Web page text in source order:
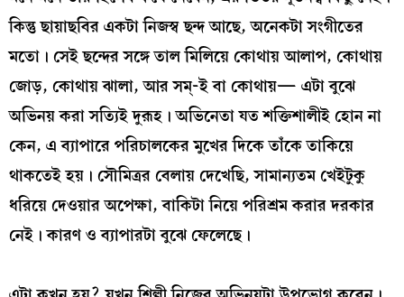
কিন্তু ছায়াছবির একটা নিজস্ব ছন্দ আছে, অনেকটা সংগীতের
মতো। সেই ছন্দের সঙ্গে তাল মিলিয়ে কোথায় আলাপ, কোথায়
জোড়, কোথায় ঝালা, আর সম্‌-ই বা কোথায়— এটা বুঝে
অভিনয় করা সত্যিই দুরূহ। অভিনেতা যত শক্তিশালীই হোন না
কেন, এ ব্যাপারে পরিচালকের মুখের দিকে তাঁকে তাকিয়ে
থাকতেই হয়। সৌমিত্রর বেলায় দেখেছি, সামান্যতম খেইটুকু
ধরিয়ে দেওয়ার অপেক্ষা, বাকিটা নিয়ে পরিশ্রম করার দরকার
নেই। কারণ ও ব্যাপারটা বুঝে ফেলেছে।